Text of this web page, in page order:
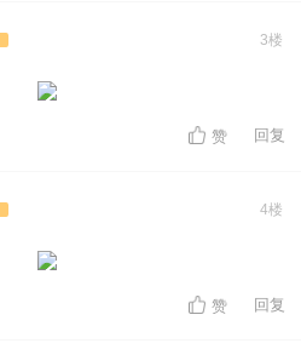
3楼
赞 回复
4楼
赞 回复